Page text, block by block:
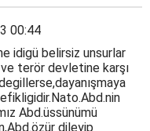
00:44
idigü belirsiz unsurlar
terör devletine karşı
Abd.üssünümü
dileyip